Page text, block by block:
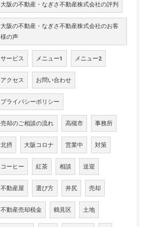
大阪の不動産・なぎさ不動産株式会社の評判
大阪の不動産・なぎさ不動産株式会社のお客
様の声
サービス メニュー1 メニュー2
アクセス お問い合わせ
プライバシーポリシー
売却のご相談の流れ 高槻市 事務所
北摂 大阪コロナ 営業中 対策
コーヒー 紅茶 相談 送迎
不動産屋 選び方 井尻 売却
不動産売却税金 鶴見区 土地